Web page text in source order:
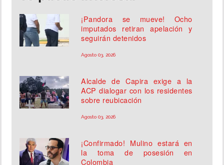
¡Pandora se mueve! Ocho
imputados retiran apelación y
seguirán detenidos
Agosto 03, 2026
Alcalde de Capira exige a la
ACP dialogar con los residentes
sobre reubicación
Agosto 03, 2026
¡Confirmado! Mulino estará en
la toma de posesión en
Colombia